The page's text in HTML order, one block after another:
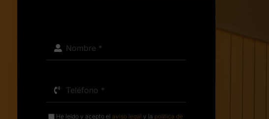
He leído y acepto elaviso legal y la política de